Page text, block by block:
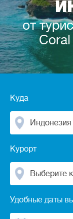
от
Coral
Куда
Индонезия
Курорт
Выберите
Удобные даты